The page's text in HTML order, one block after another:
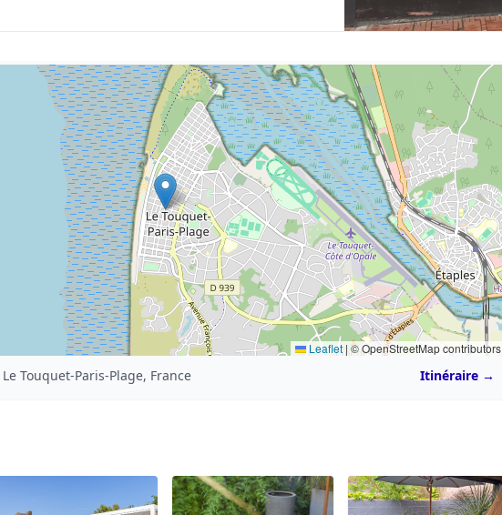
Leaflet |© OpenStreetMap contributors
Touquet-Paris-Plage, France Itinéraire →